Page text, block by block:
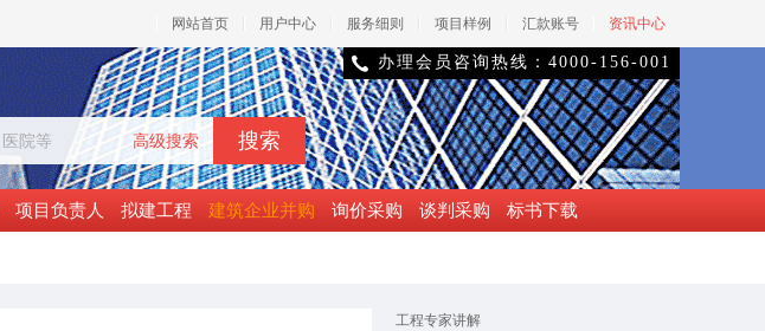
网站首页 用户中心 服务细则 项目样例 汇款账号 资讯中心
高级搜索
 办理会员咨询热线：4000-156-001
项目负责人 拟建工程 建筑企业并购 询价采购 谈判采购 标书下载
工程专家讲解